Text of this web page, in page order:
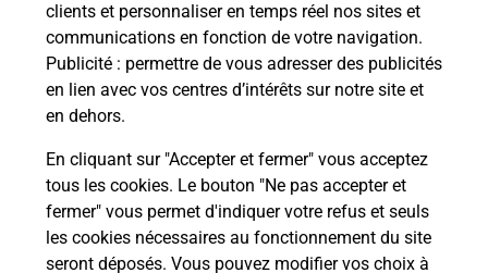
clients et personnaliser en temps réel nos sites et
communications en fonction de votre navigation.
Publicité : permettre de vous adresser des publicités
en lien avec vos centres d’intérêts sur notre site et
en dehors.
En cliquant sur "Accepter et fermer" vous acceptez
tous les cookies. Le bouton "Ne pas accepter et
fermer" vous permet d'indiquer votre refus et seuls
les cookies nécessaires au fonctionnement du site
seront déposés. Vous pouvez modifier vos choix à
En savoir plus
THONON LES BAINS
CONSIGNE PICKUP ESSO BONNERENCONTRE